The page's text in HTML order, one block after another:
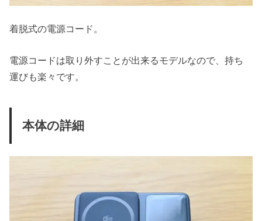
着脱式の電源コード。
電源コードは取り外すことが出来るモデルなので、持ち
運びも楽々です。
本体の詳細